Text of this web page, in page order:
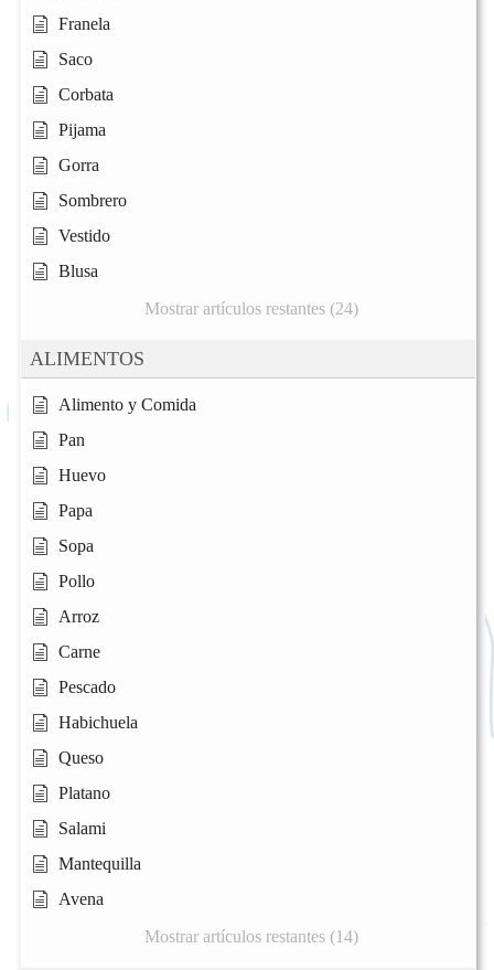
Franela
Saco
Corbata
Pijama
Gorra
Sombrero
Vestido
Blusa
Mostrar artículos restantes (24)
ALIMENTOS
Alimento y Comida
Pan
Huevo
Papa
Sopa
Pollo
Arroz
Carne
Pescado
Habichuela
Queso
Platano
Salami
Mantequilla
Avena
Mostrar artículos restantes (14)